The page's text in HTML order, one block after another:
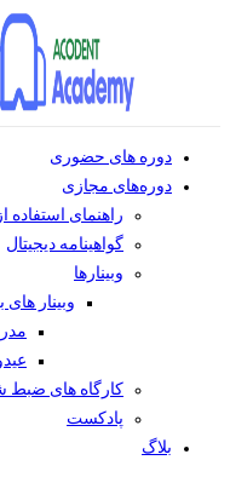
دوره های حضوری
دوره‌های مجازی
راهنمای استفاده
گواهینامه دیجیتال
وبینار‌ها
وبینار
کارگاه های ضبط
پادکست
بلاگ